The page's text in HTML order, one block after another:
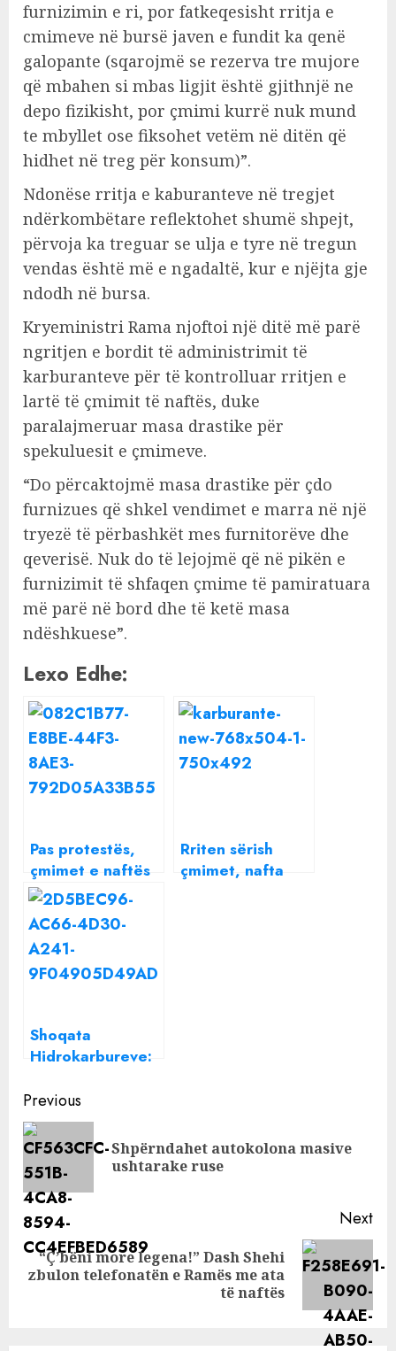
furnizimin e ri, por fatkeqesisht rritja e
cmimeve në bursë javen e fundit ka qenë
galopante (sqarojmë se rezerva tre mujore
që mbahen si mbas ligjit është gjithnjë ne
depo fizikisht, por çmimi kurrë nuk mund
te mbyllet ose fiksohet vetëm në ditën që
hidhet në treg për konsum)”.
Ndonëse rritja e kaburanteve në tregjet
ndërkombëtare reflektohet shumë shpejt,
përvoja ka treguar se ulja e tyre në tregun
vendas është më e ngadaltë, kur e njëjta gje
ndodh në bursa.
Kryeministri Rama njoftoi një ditë më parë
ngritjen e bordit të administrimit të
karburanteve për të kontrolluar rritjen e
lartë të çmimit të naftës, duke
paralajmeruar masa drastike për
spekuluesit e çmimeve.
“Do përcaktojmë masa drastike për çdo
furnizues që shkel vendimet e marra në një
tryezë të përbashkët mes furnitorëve dhe
qeverisë. Nuk do të lejojmë që në pikën e
furnizimit të shfaqen çmime të pamiratuara
më parë në bord dhe të ketë masa
ndëshkuese”.
Lexo Edhe:
Pas protestës,
çmimet e naftës
ulen me 6 lekë
për litër
Rriten sërish
çmimet, nafta
Shoqata
Hidrokarbureve:
ndërhynte Bordi,
çmimi i naftës do
të ishte 12
lekë/litër më i
lirë
Continue
Reading
Previous
Shpërndahet autokolona masive
ushtarake ruse
Next
Next
“Ç’bëni more legena!” Dash Shehi
zbulon telefonatën e Ramës me ata
të naftës